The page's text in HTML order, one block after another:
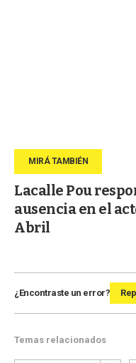
Lacalle Pou
ausencia en el
Abril
¿Encontraste un error?
Temas relacionados